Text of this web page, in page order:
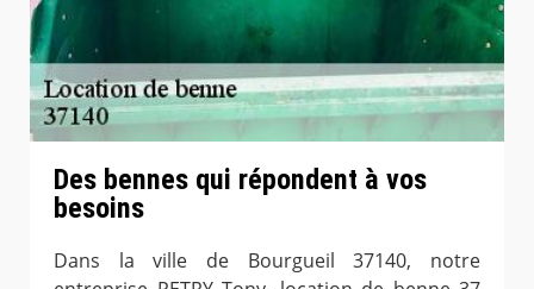
Des bennes qui répondent à vos
besoins
Dans la ville de Bourgueil 37140, notre